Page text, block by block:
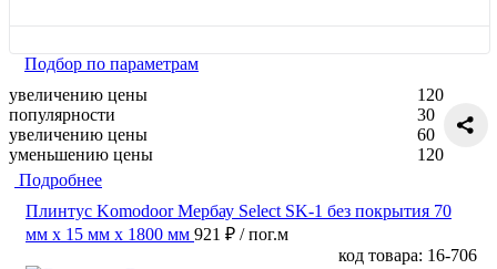
Подбор по параметрам
увеличению цены
популярности
увеличению цены
уменьшению цены
120
30
60
120
Подробнее
Плинтус Komodoor Мербау Select SK-1 без покрытия 70
мм х 15 мм х 1800 мм 921 ₽ / пог.м
код товара: 16-706